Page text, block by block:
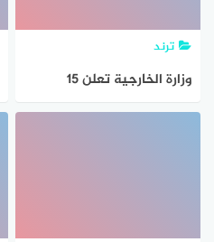
ترند
وزارة الخارجية تعلن 15
وظيفة شاغرة في صندوق